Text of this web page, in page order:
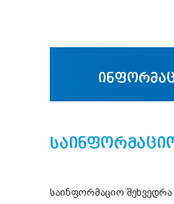
საინფორმაციო